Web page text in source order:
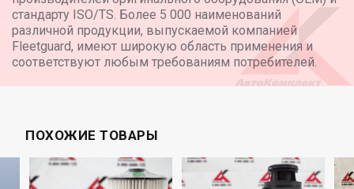
стандарту ISO/TS. Более 5 000 наименований
различной продукции, выпускаемой компанией
Fleetguard, имеют широкую область применения и
соответствуют любым требованиям потребителей.
ПОХОЖИЕ ТОВАРЫ